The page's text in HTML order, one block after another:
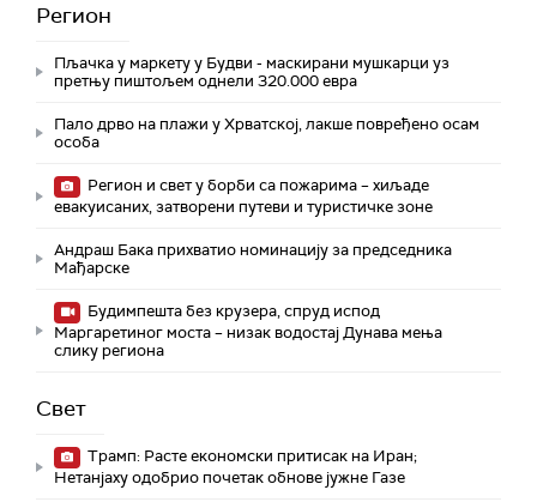
Регион
Пљачка у маркету у Будви - маскирани мушкарци уз
претњу пиштољем однели 320.000 евра
Пало дрво на плажи у Хрватској, лакше повређено осам
особа
Регион и свет у борби са пожарима – хиљаде
евакуисаних, затворени путеви и туристичке зоне
Андраш Бака прихватио номинацију за председника
Мађарске
Будимпешта без крузера, спруд испод
Маргаретиног моста – низак водостај Дунава мења
слику региона
Свет
Трамп: Расте економски притисак на Иран;
Нетанјаху одобрио почетак обнове јужне Газе